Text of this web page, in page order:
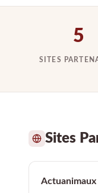
5
SITES
Sites
Actuanimaux